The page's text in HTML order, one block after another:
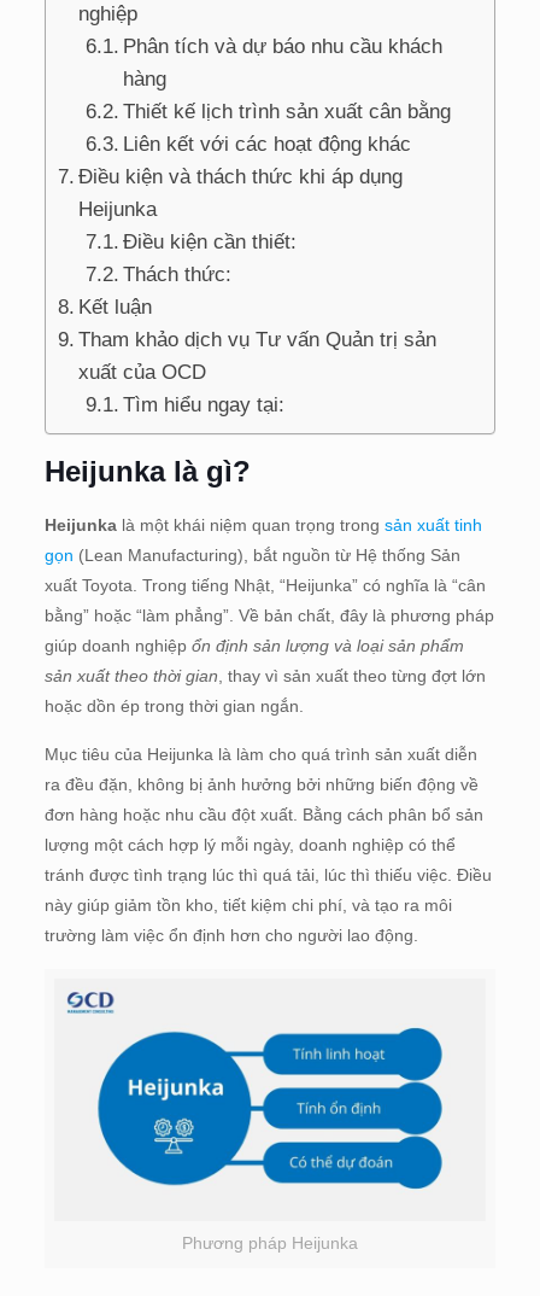
nghiệp
Phân tích và dự báo nhu cầu khách
hàng
Thiết kế lịch trình sản xuất cân bằng
Liên kết với các hoạt động khác
Điều kiện và thách thức khi áp dụng
Heijunka
Điều kiện cần thiết:
Thách thức:
Kết luận
Tham khảo dịch vụ Tư vấn Quản trị sản
xuất của OCD
Tìm hiểu ngay tại:
Heijunka là gì?
Heijunkalà một khái niệm quan trọng trong sản xuất tinh
gọn (Lean Manufacturing), bắt nguồn từ Hệ thống Sản
xuất Toyota. Trong tiếng Nhật, “Heijunka” có nghĩa là “cân
bằng” hoặc “làm phẳng”. Về bản chất, đây là phương pháp
giúp doanh nghiệp ổn định sản lượng và loại sản phẩm
sản xuất theo thời gian , thay vì sản xuất theo từng đợt lớn
hoặc dồn ép trong thời gian ngắn.
Mục tiêu của Heijunka là làm cho quá trình sản xuất diễn
ra đều đặn, không bị ảnh hưởng bởi những biến động về
đơn hàng hoặc nhu cầu đột xuất. Bằng cách phân bổ sản
lượng một cách hợp lý mỗi ngày, doanh nghiệp có thể
tránh được tình trạng lúc thì quá tải, lúc thì thiếu việc. Điều
này giúp giảm tồn kho, tiết kiệm chi phí, và tạo ra môi
trường làm việc ổn định hơn cho người lao động.
Phương pháp Heijunka